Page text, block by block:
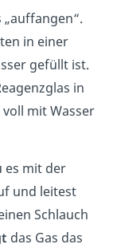
„auffangen“.
in einer
gefüllt ist.
in
mit Wasser
es mit der
und leitest
Schlauch
das Gas das